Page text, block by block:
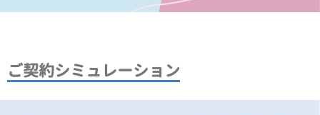
ご契約シミュレーション